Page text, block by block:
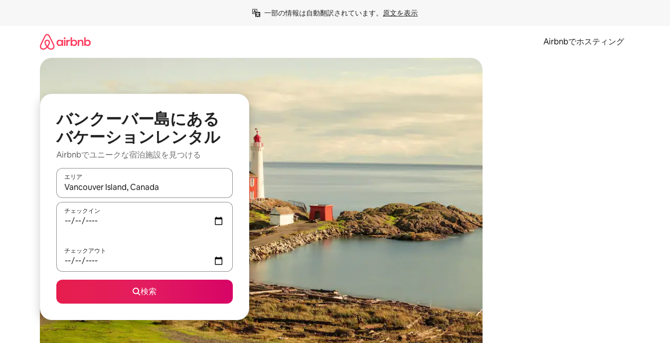
一部の情報は自動翻訳されています。 原文を表示
Airbnbでホスティング
バンクーバー島にある
バケーションレンタル
Airbnbでユニークな宿泊施設を見つける
エリア
検索結果が表示されたら、上下の矢印キーを使って移動するか、画面をタッチまたはスワイプして検索結果を確認することができます。
チェックイン
チェックアウト
検索